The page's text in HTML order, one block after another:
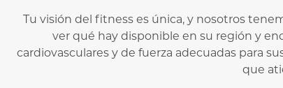
Tu visión del fitness es única, y nosotros
ver qué hay disponible en su región y
cardiovasculares y de fuerza adecuadas para
que